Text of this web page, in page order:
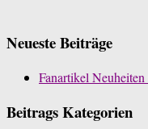
Neueste Beiträge
Fanartikel
Beitrags Kategorien